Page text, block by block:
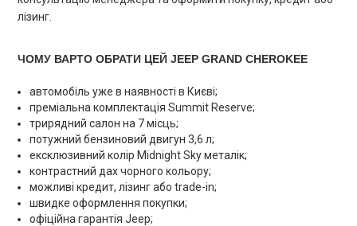
лізинг.
ЧОМУ ВАРТО ОБРАТИ ЦЕЙ JEEP GRAND CHEROKEE
автомобіль уже в наявності в Києві;
преміальна комплектація Summit Reserve;
трирядний салон на 7 місць;
потужний бензиновий двигун 3,6 л;
ексклюзивний колір Midnight Sky металік;
контрастний дах чорного кольору;
можливі кредит, лізинг або trade-in;
швидке оформлення покупки;
офіційна гарантія Jeep;